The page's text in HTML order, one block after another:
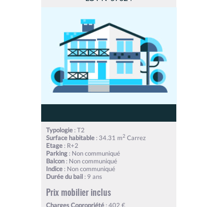
Typologie: T2
Surface habitable : 34.31 m2Carrez
Etage: R+2
Parking: Non communiqué
Balcon: Non communiqué
Indice: Non communiqué
Durée du bail : 9 ans
Prix mobilier inclus
Charges Copropriété: 402 €